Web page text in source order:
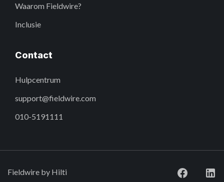
Waarom Fieldwire?
Inclusie
Contact
Hulpcentrum
support@fieldwire.com
010-5191111
Fieldwire by Hilti